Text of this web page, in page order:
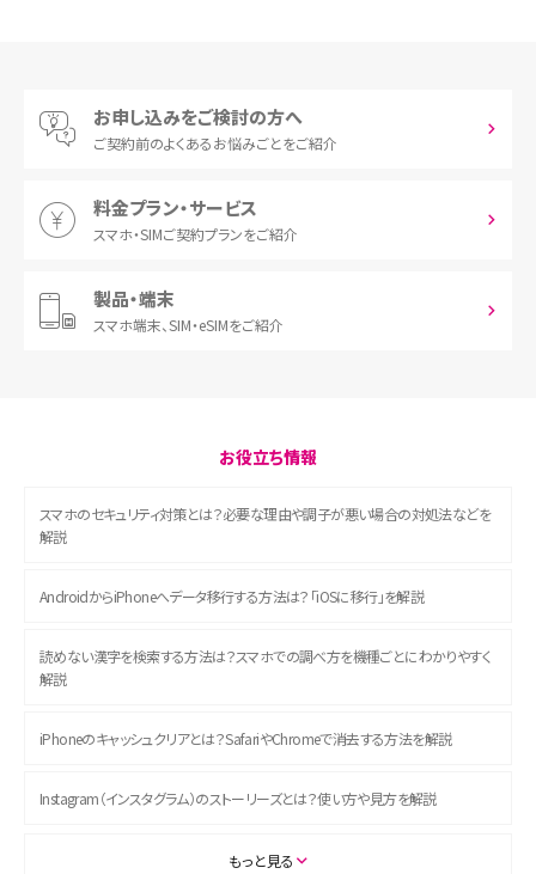
お申し込みをご検討の方へ
ご契約前のよくあるお悩みごとをご紹介
料金プラン・サービス
スマホ・SIMご契約プランをご紹介
製品・端末
スマホ端末、SIM・eSIMをご紹介
お役立ち情報
スマホのセキュリティ対策とは？必要な理由や調子が悪い場合の対処法などを
解説
AndroidからiPhoneへデータ移行する方法は？「iOSに移行」を解説
読めない漢字を検索する方法は？スマホでの調べ方を機種ごとにわかりやすく
解説
iPhoneのキャッシュクリアとは？SafariやChromeで消去する方法を解説
Instagram（インスタグラム）のストーリーズとは？使い方や見方を解説
ASMRとは？初心者向けの代表ジャンルや楽しみ方を解説
もっと見る